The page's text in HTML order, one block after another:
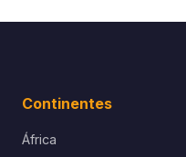
Continentes
África